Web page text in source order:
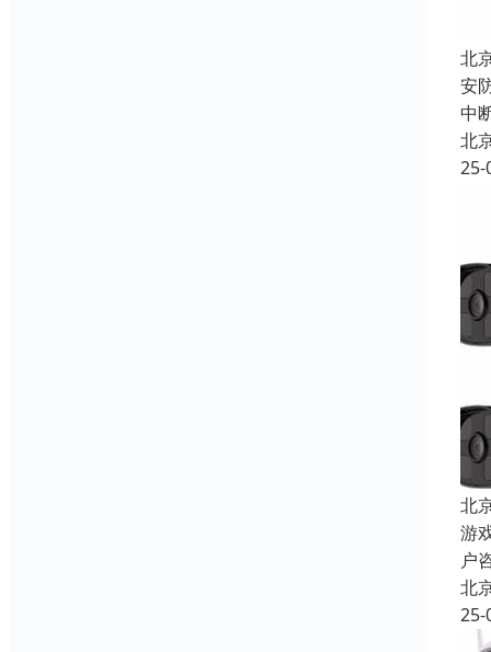
北
安
中
北
25-
北
游
户
北
25-